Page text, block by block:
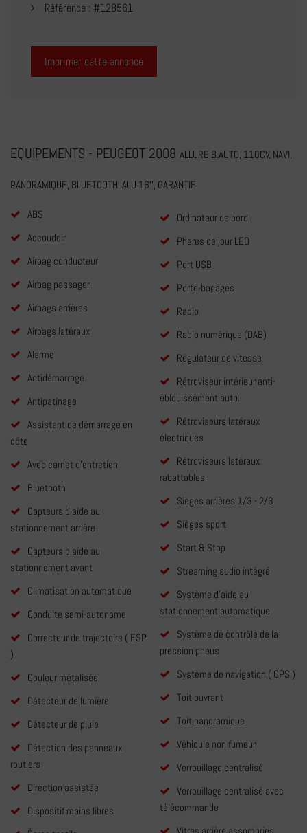
Référence : #128561
Imprimer cette annonce
EQUIPEMENTS - PEUGEOT 2008 ALLURE B.AUTO, 110CV, NAVI,
PANORAMIQUE, BLUETOOTH, ALU 16'', GARANTIE
ABS
Accoudoir
Airbag conducteur
Airbag passager
Airbags arrières
Airbags latéraux
Alarme
Antidémarrage
Antipatinage
Assistant de démarrage en
côte
Avec carnet d'entretien
Bluetooth
Capteurs d'aide au
stationnement arrière
Capteurs d'aide au
stationnement avant
Climatisation automatique
Conduite semi-autonome
Correcteur de trajectoire ( ESP
)
Couleur métalisée
Détecteur de lumière
Détecteur de pluie
Détection des panneaux
routiers
Direction assistée
Dispositif mains libres
Ordinateur de bord
Phares de jour LED
Port USB
Porte-bagages
Radio
Radio numérique (DAB)
Régulateur de vitesse
Rétroviseur intérieur anti-
éblouissement auto.
Rétroviseurs latéraux
électriques
Rétroviseurs latéraux
rabattables
Sièges arrières 1/3 - 2/3
Sièges sport
Start & Stop
Streaming audio intégré
Système d'aide au
stationnement automatique
Système de contrôle de la
pression pneus
Système de navigation ( GPS )
Toit ouvrant
Toit panoramique
Véhicule non fumeur
Verrouillage centralisé
Verrouillage centralisé avec
télécommande